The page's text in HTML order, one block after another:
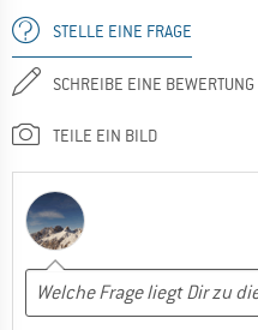
STELLE EINE FRAGE
SCHREIBE EINE BEWERTUNG
TEILE EIN BILD